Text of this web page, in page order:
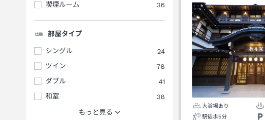
喫煙ルーム
36
部屋タイプ
シングル
24
ツイン
78
ダブル
41
和室
38
もっと見る
大浴場あり
駅徒歩5分